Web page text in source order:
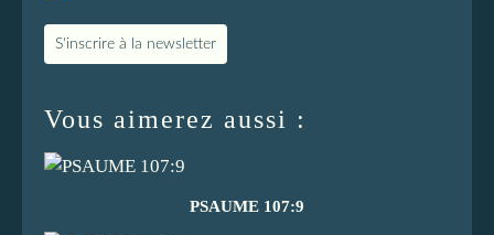
S'inscrire à la newsletter
Vous aimerez aussi :
PSAUME 107:9